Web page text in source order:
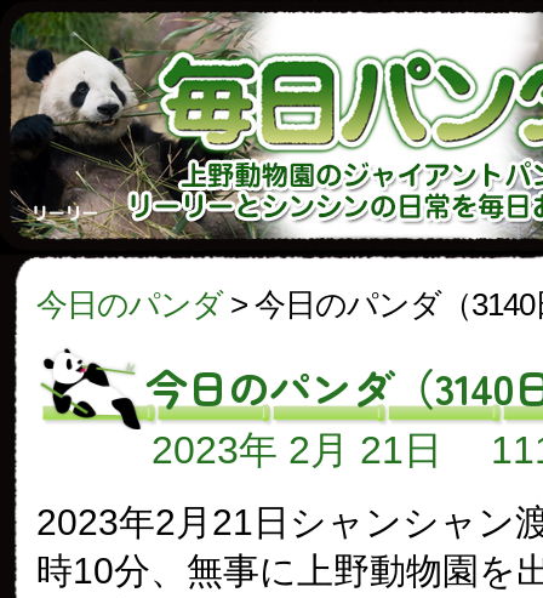
今日のパンダ> 今日のパンダ（3140
今日のパンダ（3140
2023年 2月 21日
2023年2月21日シャンシャン
時10分、無事に上野動物園を